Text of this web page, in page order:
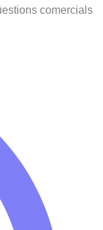
comercials